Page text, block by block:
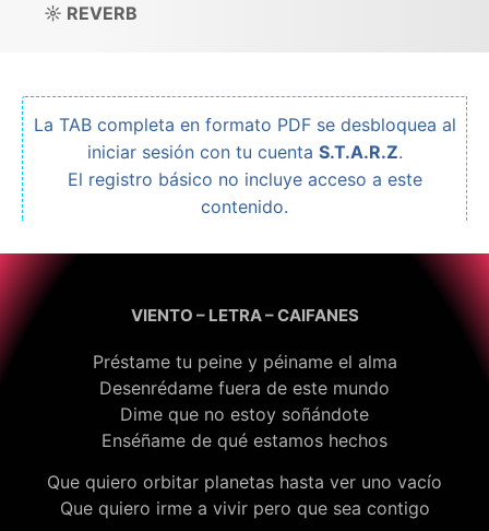
☼ REVERB
La TAB completa en formato PDF se desbloquea al
iniciar sesión con tu cuenta S.T.A.R.Z.
El registro básico no incluye acceso a este
contenido.
VIENTO – LETRA – CAIFANES
Préstame tu peine y péiname el alma
Desenrédame fuera de este mundo
Dime que no estoy soñándote
Enséñame de qué estamos hechos
Que quiero orbitar planetas hasta ver uno vacío
Que quiero irme a vivir pero que sea contigo